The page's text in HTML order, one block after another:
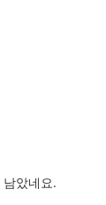
았네요.